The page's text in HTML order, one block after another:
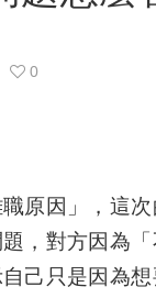
0
原因」，這
，對方因為
己只是因為